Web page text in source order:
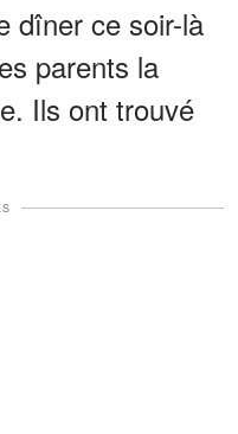
dîner ce soir-là
parents la
Ils ont trouvé